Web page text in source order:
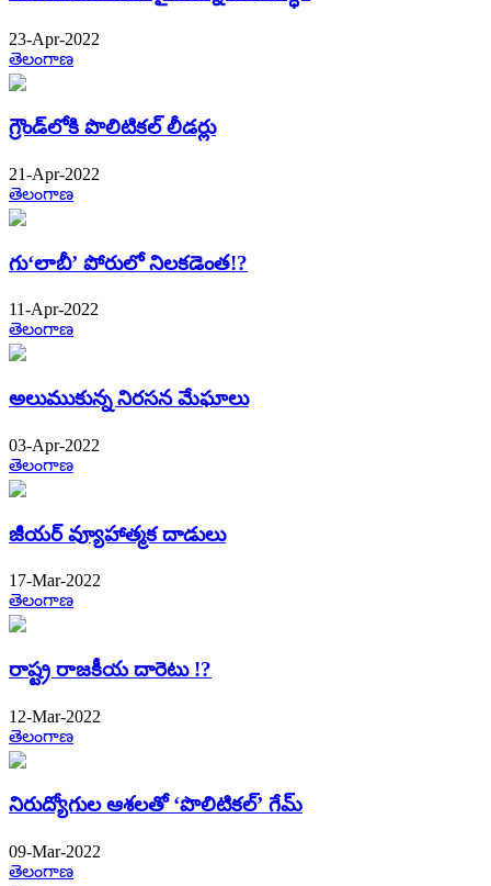
23-Apr-2022
తెలంగాణ
గ్రౌండ్​లోకి పొలిటికల్​ లీడర్లు
21-Apr-2022
తెలంగాణ
గు‘లాబీ’ పోరులో నిలకడెంత!?
11-Apr-2022
తెలంగాణ
అలుముకున్న నిరసన మేఘాలు
03-Apr-2022
తెలంగాణ
జీయర్​ వ్యూహాత్మక దాడులు
17-Mar-2022
తెలంగాణ
రాష్ట్ర రాజకీయ దారెటు !?
12-Mar-2022
తెలంగాణ
నిరుద్యోగుల ఆశలతో ‘పొలిటికల్​’ గేమ్​
09-Mar-2022
తెలంగాణ